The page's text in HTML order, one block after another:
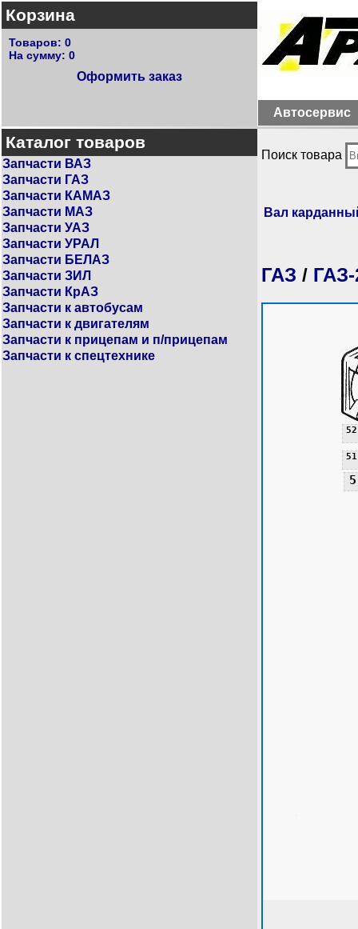
Корзина
Товаров: 0
На сумму: 0
Оформить заказ
Автосервис
Каталог товаров
Запчасти ВАЗ
Запчасти ГАЗ
Запчасти КАМАЗ
Запчасти МАЗ
Запчасти УАЗ
Запчасти УРАЛ
Запчасти БЕЛАЗ
Запчасти ЗИЛ
Запчасти КрАЗ
Запчасти к автобусам
Запчасти к двигателям
Запчасти к прицепам и п/прицепам
Запчасти к спецтехнике
Поиск товара
Вал
ГАЗ / ГАЗ-
5
51
52